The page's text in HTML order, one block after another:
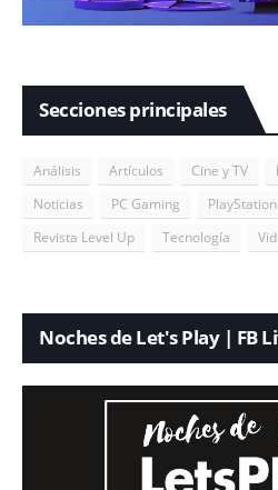
Secciones principales
Análisis Artículos Cine y TV
Noticias
PC Gaming PlayStation
Revista Level Up
Tecnología
Noches de Let's Play | FB